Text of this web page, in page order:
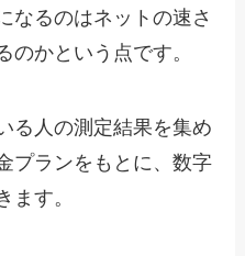
なるのはネットの速さ
のかという点です。
る人の測定結果を集め
プランをもとに、数字
ます。